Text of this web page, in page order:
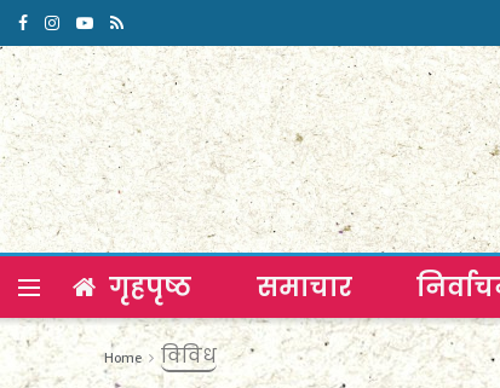
गृहपृष्ठ समाचार
Home विविध